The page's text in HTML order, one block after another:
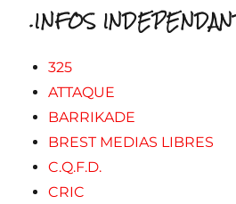
.INFOS
325
ATTAQUE
BARRIKADE
BREST MEDIAS LIBRES
C.Q.F.D.
CRIC